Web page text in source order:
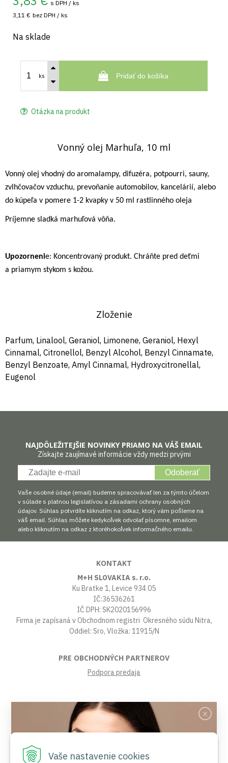
Vaše nastavenie cookies
s DPH / ks
3,11 € bez DPH / ks
Na sklade
ks Pridať do košíka
Otázka na produkt
Vonný olej Marhuľa, 10 ml
Vonný olej vhodný do aromalampy, difuzéra, potpourri, sauny,
zvlhčovačov vzduchu, prevoňanie automobilov, kancelárií, alebo
do kúpeľa v pomere 1-2 kvapky v 50 ml rastlinného oleja
Príjemne sladká marhuľová vôňa.
Upozornenie: Koncentrovaný produkt. Chráňte pred deťmi
a priamym stykom s kožou.
Zloženie
Parfum, Linalool, Geraniol, Limonene, Geraniol, Hexyl
Cinnamal, Citronellol, Benzyl Alcohol, Benzyl Cinnamate,
Benzyl Benzoate, Amyl Cinnamal, Hydroxycitronellal,
Eugenol
NAJDÔLEŽITEJŠIE NOVINKY PRIAMO NA VÁŠ EMAIL
Získajte zaujímavé informácie vždy medzi prvými
Odoberať
Vaše osobné údaje (email) budeme spracovávať len za týmto účelom
v súlade s platnou legislatívou a zásadami ochrany osobných
údajov. Súhlas potvrdíte kliknutím na odkaz, ktorý vám pošleme na
váš email. Súhlas môžete kedykoľvek odvolať písomne, emailom
alebo kliknutím na odkaz z ktoréhokoľvek informačného emailu.
KONTAKT
M+H SLOVAKIA s. r.o.
Ku Bratke 1, Levice 934 05
IČ:36536261
IČ DPH: SK2020156996
Firma je zapísaná v Obchodnom registri Okresného súdu Nitra,
Oddiel: Sro, Vložka: 11915/N
PRE OBCHODNÝCH PARTNEROV
Podpora predaja
VŠETKO O NÁKUPE
Obchodné podmienky
Platby a poštovné
Ochrana osobných údajov